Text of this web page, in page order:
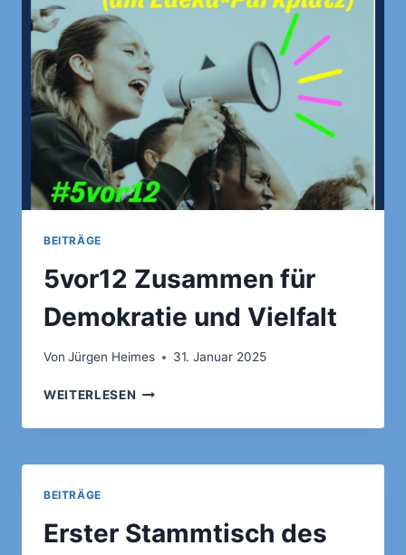
ZWANGSARBEITER
BEITRÄGE
5vor12 Zusammen für
Demokratie und Vielfalt
Von Jürgen Heimes 31. Januar 2025
WEITERLESEN 5VOR12
FÜR
UND
BEITRÄGE
Erster Stammtisch des